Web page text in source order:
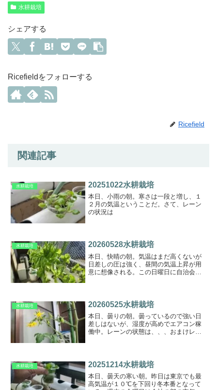
水耕栽培
シェアする
Ricefieldをフォローする
Ricefield
関連記事
水耕栽培 20251022水耕栽培
本日、小雨の朝。寒さは一段と増し、１
２月の気温ということだ。さて、レーン
の状況は
水耕栽培 20260528水耕栽培
本日、快晴の朝。気温はまだ高くないが
日差しの圧は強く、昼間の気温上昇が用
意に想像される。この日曜日に自治会の
は気にしない健康ゴルフ。...
水耕栽培 20260525水耕栽培
本日、曇りの朝。曇っているので強い日
差しはないが、湿度が高めでエアコン稼
働中。レーンの状態は、、、おまけレザ
水耕栽培 20251214水耕栽培
本日、曇天の寒い朝。昨日は東京でも最
高気温が１０℃を下回り冬本番となって